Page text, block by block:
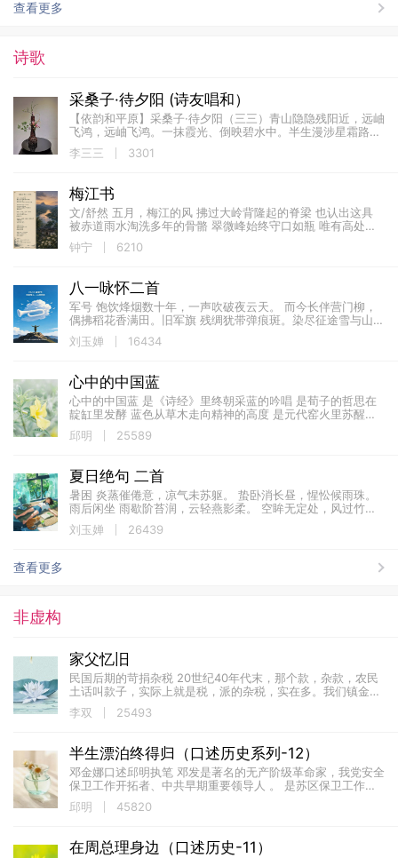
查看更多
诗歌
采桑子·待夕阳 (诗友唱和）
【依韵和平原】采桑子·待夕阳（三三）青山隐隐残阳近，远岫
飞鸿，远岫飞鸿。一抹霞光、倒映碧水中。半生漫涉星霜路，
淡泊怀胸，淡泊怀胸。且抚素琴、静等夕阳红。【原玉】采桑
子·待夕...
李三三 3301
梅江书
文/舒然 五月，梅江的风 拂过大岭背隆起的脊梁 也认出这具
被赤道雨水淘洗多年的骨骼 翠微峰始终守口如瓶 唯有高处的
钟宁 6210
八一咏怀二首
军号 饱饮烽烟数十年，一声吹破夜云天。 而今长伴营门柳，
偶拂稻花香满田。旧军旗 残绸犹带弹痕斑。染尽征途雪与山。
不用丹青铺赤色，寸心一点几人还。
刘玉婵 16434
心中的中国蓝
心中的中国蓝 是《诗经》里终朝采蓝的吟唱 是荀子的哲思在
靛缸里发酵 蓝色从草木走向精神的高度 是元代窑火里苏醒的
蓝...
邱明 25589
夏日绝句 二首
暑困 炎蒸催倦意，凉气未苏躯。 蛰卧消长昼，惺忪候雨珠。
雨后闲坐 雨歇阶苔润，云轻燕影柔。 空眸无定处，风过竹低
头。
刘玉婵 26439
查看更多
非虚构
家父忆旧
民国后期的苛捐杂税 20世纪40年代末，那个款，杂款，农民
土话叫款子，实际上就是税，派的杂税，实在多。我们镇金
区，逢场，赶场，三天一次叫大场，两天一次叫小场。这个派
款，每一大场都有，就是每三天都有款子...
李双 25493
半生漂泊终得归（口述历史系列-12）
邓金娜口述邱明执笔 邓发是著名的无产阶级革命家，我党安全
保卫工作开拓者、中共早期重要领导人 。 是苏区保卫工作奠
基人。 1936年曾秘密护送埃德加·斯诺进入陕北苏区，斯诺在
《西行...
邱明 45820
在周总理身边（口述历史-11）